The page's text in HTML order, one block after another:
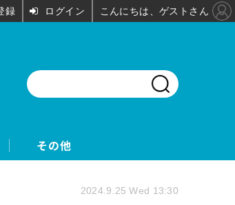
その他
2024.9.25 Wed 13:30
録 ログイン こんにちは、ゲストさん